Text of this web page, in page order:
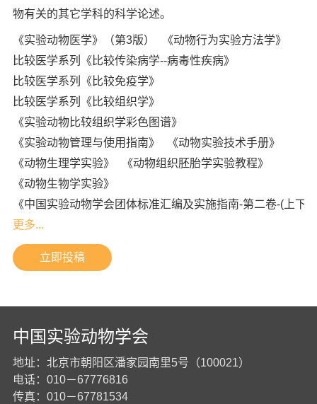
物有关的其它学科的科学论述。
《实验动物医学》（第3版）
《动物行为实验方法学》
比较医学系列《比较传染病学--病毒性疾病》
比较医学系列《比较免疫学》
比较医学系列《比较组织学》
《实验动物比较组织学彩色图谱》
《实验动物管理与使用指南》
《动物实验技术手册》
《动物生理学实验》
《动物组织胚胎学实验教程》
《动物生物学实验》
《中国实验动物学会团体标准汇编及实施指南-第二卷-(上下
更多...
立即投稿
中国实验动物学会
地址：北京市朝阳区潘家园南里5号（100021）
电话：010－67776816
传真：010－67781534